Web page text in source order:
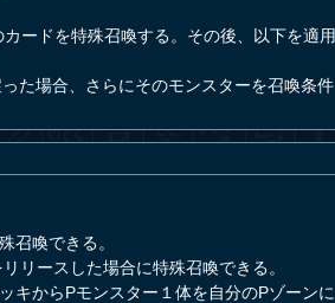
ードを特殊召喚する。その後、以下を適用
た場合、さらにそのモンスターを召喚条件
召喚できる。
リースした場合に特殊召喚できる。
キからPモンスター１体を自分のPゾーンに